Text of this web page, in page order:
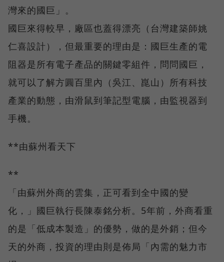
灣來的國巨」。
國巨來得較早，廠區也蓋得漂亮（台灣建築師姚
仁喜設計），但最重要的理由是：國巨生產的電
阻器是所有電子產品的關鍵零組件，問問國巨，
就可以了解方圓百里內（吳江、崑山）所有科技
產業的動態，由滑鼠到筆記型電腦，由監視器到
手機。
**由蘇州看天下
**
「由蘇州外商的雲集，正可看到全中國的變
化，」國巨執行長陳泰銘分析。5年前，外商看重
的是「低成本製造」的優勢，做的是外銷；但今
天的外商，投資的理由則是佈局「內需的魅力市